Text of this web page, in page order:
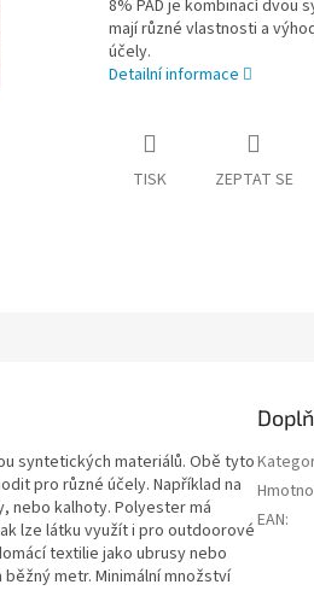
8% PAD je kombinací dvou
mají různé vlastnosti a
účely.
Detailní informace
TISK ZEPTAT SE
syntetických materiálů. Obě tyto
pro různé účely. Například na
nebo kalhoty. Polyester má
lze látku využít i pro outdoorové
textilie jako ubrusy nebo
metr. Minimální množství
EAN: